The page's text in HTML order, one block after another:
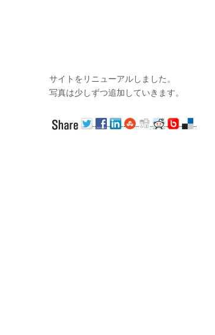
サイトをリニューアルしました。
写真は少しずつ追加していきます。